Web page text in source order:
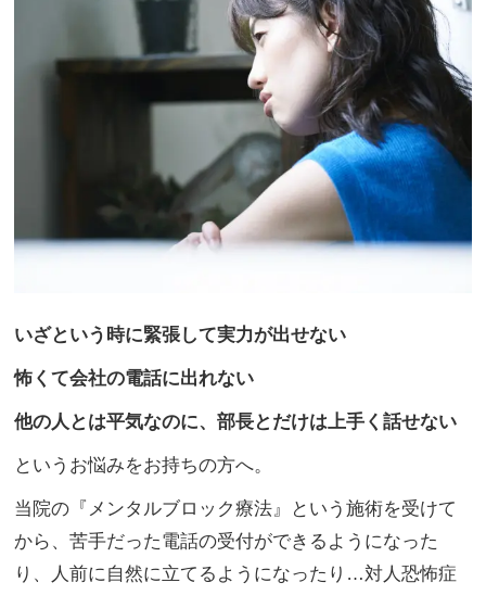
いざという時に緊張して実力が出せない
怖くて会社の電話に出れない
他の人とは平気なのに、部長とだけは上手く話せない
というお悩みをお持ちの方へ。
当院の『メンタルブロック療法』という施術を受けて
から、苦手だった電話の受付ができるようになった
り、人前に自然に立てるようになったり…対人恐怖症